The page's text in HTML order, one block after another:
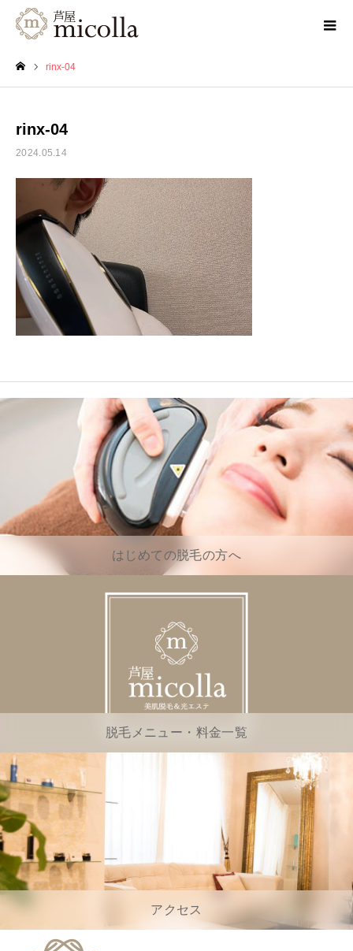
rinx-04
rinx-04
2024.05.14
はじめての脱毛の方へ
脱毛メニュー・料金一覧
アクセス